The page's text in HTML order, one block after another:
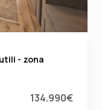
- zona
134.990€